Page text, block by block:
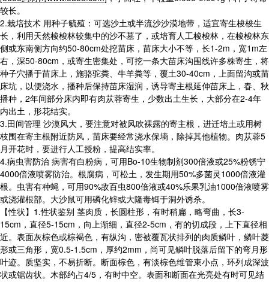
较长。
2.栽培技术 用种子毓殖：可选沙土或半流沙沙漠地带，适宜寄生梭梭生
长，利用天然梭梭林较集中的沙不墓了，或培育人工梭梭林，在梭梭林东
侧或东南侧方向约50-80cm处挖苗床，苗床大小不等，长1-2m，宽1m左
右，深50-80cm，或寄生密集处，可挖一条大苗床沟围线许多株寄生，将
种子穴播于苗床上，施骆驼粪、牛羊粪等，覆土30-40cm，上面留沟或苗
床坑，以便浇水，播种后保持苗床湿润，诱导寄主根延伸苗床上，春、秋
播种，2年间部分床内即有肉苁蓉寄生，少数出土生长，大部分在2-4年
内出土，形花结实。
3.田间管理 沙漠风大，要注意对被风吹裸露的寄主根，进迁培土或用树
枝围在寄主根附近防风，苗床要经常浇水保墒，除掉其他植物。肉苁蓉5
月开花时，要进行人工授粉，提高结实率。
4.病虫害防治 病害有白粉病，可用Bo-10生物制剂300倍液或25%粉锈宁
4000倍液喷雾防治。根腐病，可松土，发生期用50%多菌灵1000倍液灌
根。虫害有种蝇，可用90%敌百虫800倍液或40%乐果乳油1000倍液喷雾
或浇灌根部。大沙鼠可用磷化锌或大隆毒铒于洞外诱杀。
【性状】1.性状鉴别 茎肉质，长圆柱形，有时稍扁，略弯曲，长3-
15cm，直径5-15cm，向上渐细，直径2-5cm，有的切成段，上下直径相
近。表面灰棕色或棕褐色，有纵沟，密被覆瓦状排列的肉质鳞叶，鳞叶菱
形或三角形，宽0.5-1.5cm，厚约2mm，尚可见鳞叶脱落后留下的弯月形
叶迹。质坚实，不易折断。断面棕色，有淡棕色维管束小点，环列成深波
状或锯齿状。木部约占4/5，有时中空。表面和断面在光亮处有时可见结